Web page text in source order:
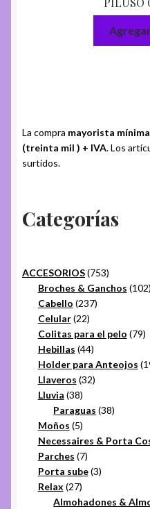
La compra mayorista mínima
(treinta mil ) + IVA. Los
surtidos.
Categorías
ACCESORIOS 753753
productos
Broches & Ganchos 102
Cabello 237237
Celular 2222
productos
Colitas para el pelo 7979
Hebillas 4444
productos
Holder para Anteojos
Llaveros 3232
Lluvia 3838
productos
Paraguas 3838
Moños 55
productos
Necessaires & Porta
Parches 77
productos
Porta sube 33
Relax 2727
productos
Almohadones &